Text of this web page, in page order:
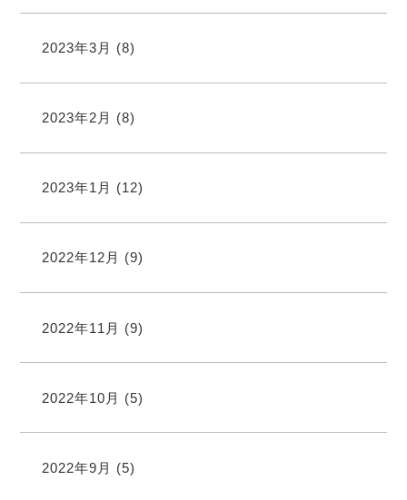
2023年3月 (8)
2023年2月 (8)
2023年1月 (12)
2022年12月 (9)
2022年11月 (9)
2022年10月 (5)
2022年9月 (5)